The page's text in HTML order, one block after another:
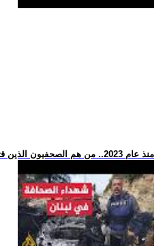
.. منذ عام 2023.. من هم الصحفيون الذين قتلتهم إسرائيل في لبنان؟